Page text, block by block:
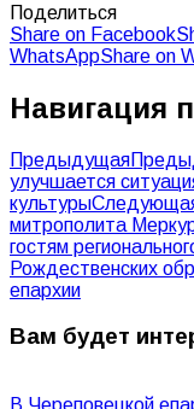
Поделиться
Share on Facebook
WhatsAppShare on
Навигация
Предыдущая
улучшается
культуры
митрополита
гостям
Рождественских
епархии
Вам будет